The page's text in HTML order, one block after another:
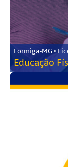
Formiga-MG •
Educação